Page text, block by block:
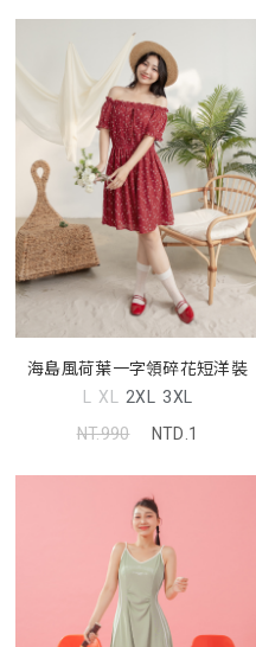
海島風荷葉一字領碎花短洋裝
L XL 2XL 3XL
NT.990
NTD.1